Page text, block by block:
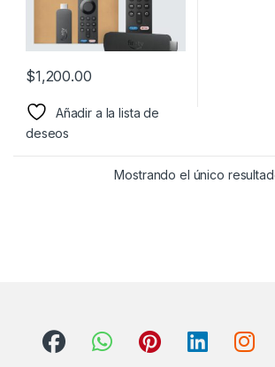
$1,200.00
Añadir a la lista de
deseos
Mostrando el único